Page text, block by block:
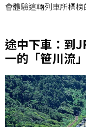
會體驗這輛列車所標
途中下車：到
一的「笹川流」